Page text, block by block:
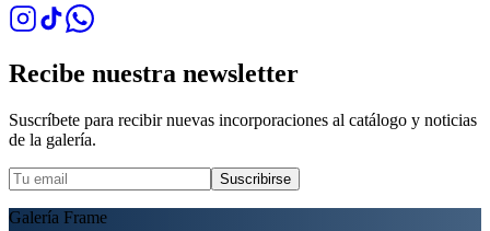
Recibe nuestra newsletter
Suscríbete para recibir nuevas incorporaciones al catálogo y noticias
de la galería.
Suscribirse
Galería Frame